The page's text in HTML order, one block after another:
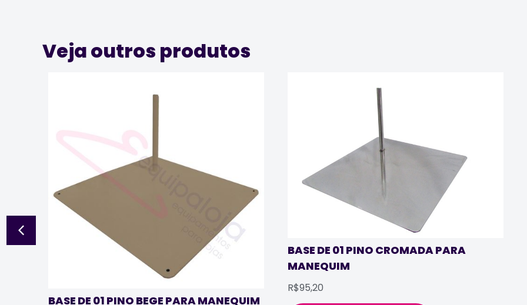
Veja outros produtos
BASE DE 01 PINO BEGE PARA MANEQUIM
BASE DE 01 PINO CROMADA PARA
MANEQUIM
R$95,20